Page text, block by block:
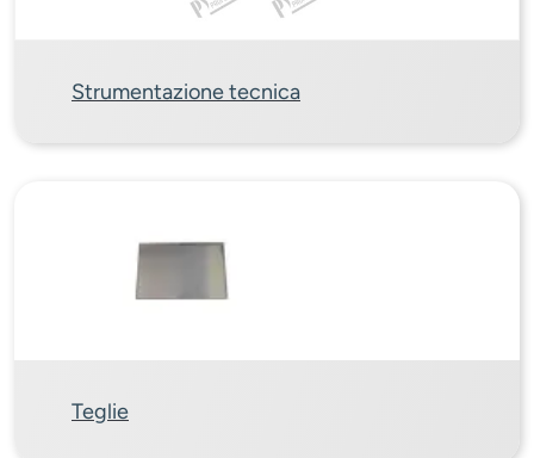
Strumentazione tecnica
Teglie